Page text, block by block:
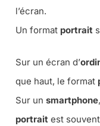
l’écran.
Un format portrait
Sur un écran d’
que haut, le format
Sur un smartphone
portrait est